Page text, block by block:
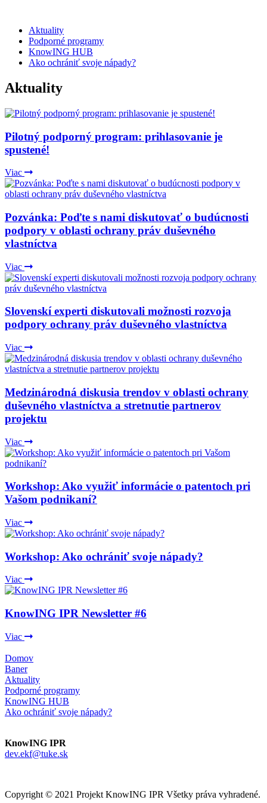
Aktuality
Podporné programy
KnowING HUB
Ako ochrániť svoje nápady?
Aktuality
Pilotný podporný program: prihlasovanie je
spustené!
Viac
Pozvánka: Poďte s nami diskutovať o budúcnosti
podpory v oblasti ochrany práv duševného
vlastníctva
Viac
Slovenskí experti diskutovali možnosti rozvoja
podpory ochrany práv duševného vlastníctva
Viac
Medzinárodná diskusia trendov v oblasti ochrany
duševného vlastníctva a stretnutie partnerov
projektu
Viac
Workshop: Ako využiť informácie o patentoch pri
Vašom podnikaní?
Viac
Workshop: Ako ochrániť svoje nápady?
Viac
KnowING IPR Newsletter #6
Viac
Domov
Baner
Aktuality
Podporné programy
KnowING HUB
Ako ochrániť svoje nápady?
KnowING IPR
dev.ekf@tuke.sk
Copyright © 2021 Projekt KnowING IPR Všetky práva vyhradené.